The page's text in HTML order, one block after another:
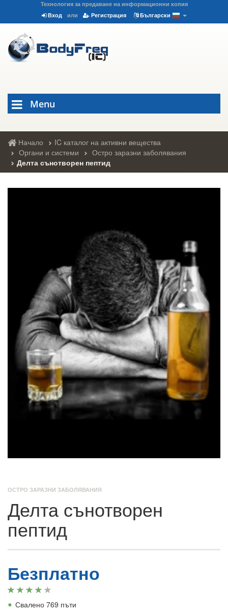
Технология за предаване на информационни копия
Вход
или Регистрация Български
Menu
Начало
IC каталог на активни вещества
Органи и системи
Остро заразни заболявания
Делта сънотворен пептид
ОСТРО ЗАРАЗНИ ЗАБОЛЯВАНИЯ
Делта сънотворен
пептид
Безплатно
• Свалено 769 пъти